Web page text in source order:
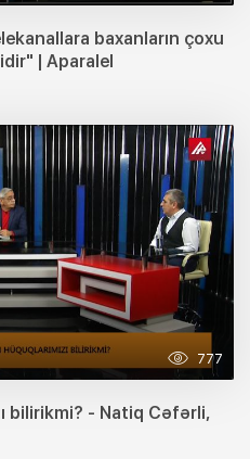
baxanların çoxu
| Aparalel
777
bilirikmi? - Natiq Cəfərli,